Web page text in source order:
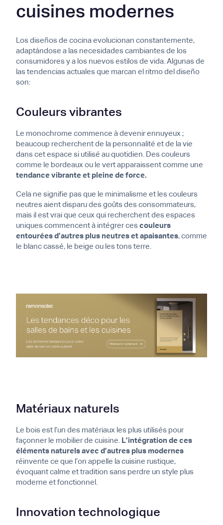
cuisines modernes
Los diseños de cocina evolucionan constantemente,
adaptándose a las necesidades cambiantes de los
consumidores y a los nuevos estilos de vida. Algunas de
las tendencias actuales que marcan el ritmo del diseño
son:
Couleurs vibrantes
Le monochrome commence à devenir ennuyeux ;
beaucoup recherchent de la personnalité et de la vie
dans cet espace si utilisé au quotidien. Des couleurs
comme le bordeaux ou le vert apparaissent comme une
tendance vibrante et pleine de force.
Cela ne signifie pas que le minimalisme et les couleurs
neutres aient disparu des goûts des consommateurs,
mais il est vrai que ceux qui recherchent des espaces
uniques commencent à intégrer ces couleurs
entourées d’autres plus neutres et apaisantes, comme
le blanc cassé, le beige ou les tons terre.
Matériaux naturels
Le bois est l’un des matériaux les plus utilisés pour
façonner le mobilier de cuisine. L’intégration de ces
éléments naturels avec d’autres plus modernes
réinvente ce que l’on appelle la cuisine rustique,
évoquant calme et tradition sans perdre un style plus
moderne et fonctionnel.
Innovation technologique